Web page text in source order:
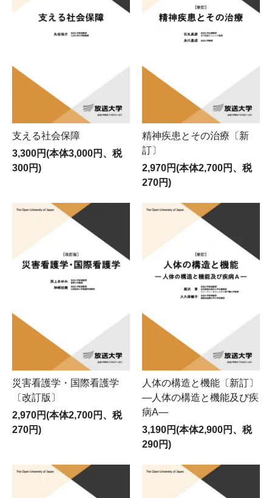
支える社会保障
3,300円(本体3,000円、税
300円)
精神疾患とその治療〔新
訂〕
2,970円(本体2,700円、税
270円)
災害看護学・国際看護学
〔改訂版〕
2,970円(本体2,700円、税
270円)
人体の構造と機能〔新訂〕
―人体の構造と機能及び疾
病A―
3,190円(本体2,900円、税
290円)